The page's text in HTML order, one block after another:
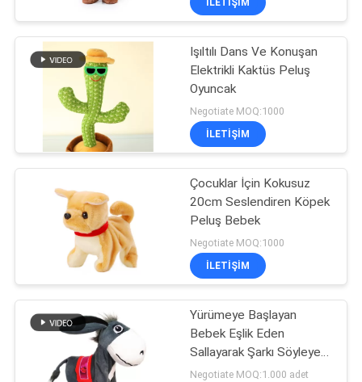
PRIVACY
POLICYBebek Peluş
Oyuncaklar
42
Araba Peluş
Oyuncaklar
21
İLETIŞIM
Işıltılı Dans Ve Konuşan
Elektrikli Kaktüs Peluş
Oyuncak
Negotiate MOQ:1000
İLETIŞIM
Çocuklar İçin Kokusuz
20cm Seslendiren Köpek
Peluş Bebek
Negotiate MOQ:1000
İLETIŞIM
Yürümeye Başlayan
Bebek Eşlik Eden
Sallayarak Şarkı Söyleyen
Eşek Peluş Oyuncak
Negotiate MOQ:1.000 adet